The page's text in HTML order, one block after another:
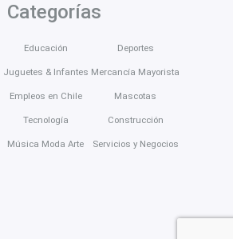
Categorías
Educación
Juguetes & Infantes
Empleos en Chile
Tecnología
Música Moda Arte
Deportes
Mercancía Mayorista
Mascotas
Construcción
Servicios y Negocios